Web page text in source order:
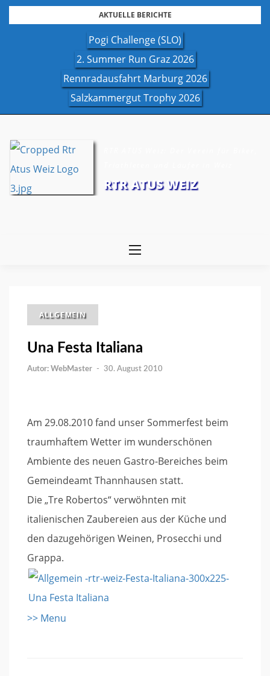
Skip
AKTUELLE BERICHTE
Pogi Challenge (SLO)
2. Summer Run Graz 2026
Rennradausfahrt Marburg 2026
Salzkammergut Trophy 2026
RTR ATUS WEIZ
ALLGEMEIN
Una Festa Italiana
WebMaster - 30. August 2010
Am 29.08.2010 fand unser Sommerfest beim
traumhaftem Wetter im wunderschönen
Ambiente des neuen Gastro-Bereiches beim
Gemeindeamt Thannhausen statt.
Die „Tre Robertos“ verwöhnten mit
italienischen Zaubereien aus der Küche und
den dazugehörigen Weinen, Prosecchi und
Grappa.
>> Menu